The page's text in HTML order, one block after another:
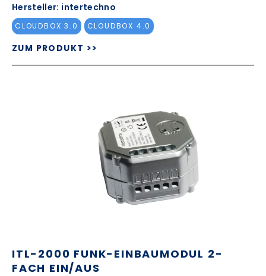
Hersteller: intertechno
CLOUDBOX 3.0 CLOUDBOX 4.0
ZUM PRODUKT >>
ITL-2000 FUNK-EINBAUMODUL 2-
FACH EIN/AUS